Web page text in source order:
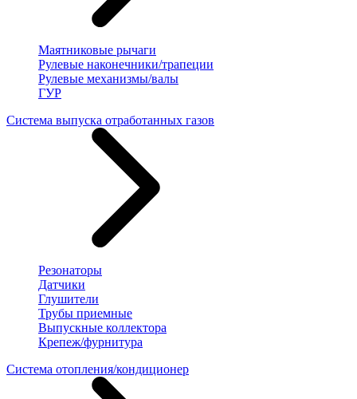
Маятниковые рычаги
Рулевые наконечники/трапеции
Рулевые механизмы/валы
ГУР
Система выпуска отработанных газов
Резонаторы
Датчики
Глушители
Трубы приемные
Выпускные коллектора
Крепеж/фурнитура
Система отопления/кондиционер